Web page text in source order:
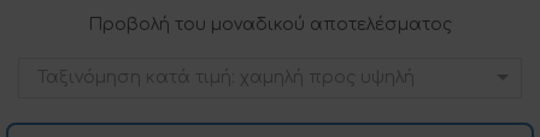
Προβολή του μοναδικού αποτελέσματος
Ταξινόμηση κατά τιμή: χαμηλή προς υψηλή